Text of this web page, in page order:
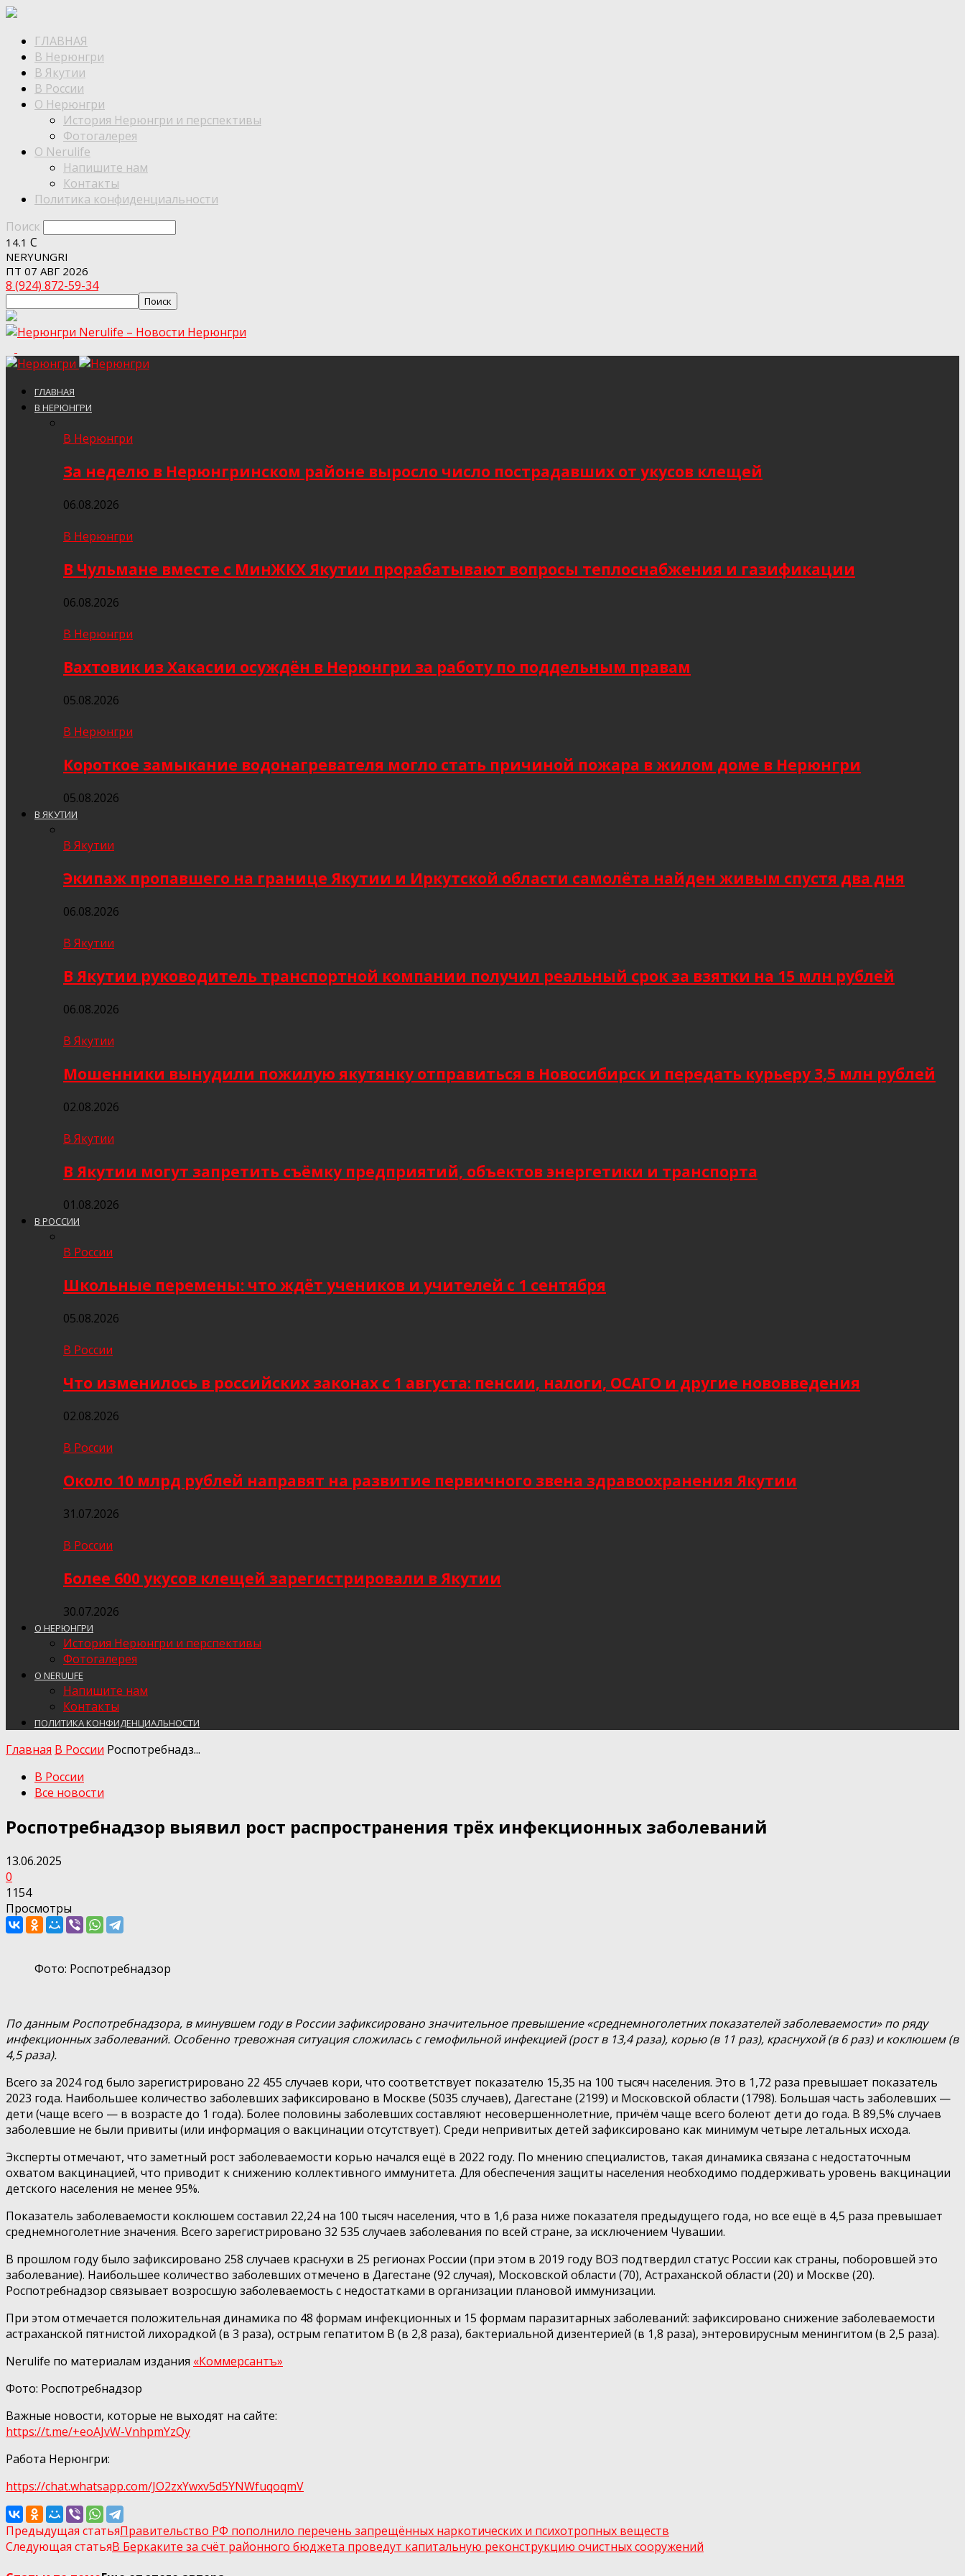
ГЛАВНАЯ
В Нерюнгри
В Якутии
В России
О Нерюнгри
История Нерюнгри и перспективы
Фотогалерея
О Nerulife
Напишите нам
Контакты
Политика конфиденциальности
Поиск
14.1 C
NERYUNGRI
ПТ 07 АВГ 2026
8 (924) 872-59-34
Nerulife – Новости Нерюнгри
ГЛАВНАЯ
В НЕРЮНГРИ
В Нерюнгри
За неделю в Нерюнгринском районе выросло число пострадавших от укусов клещей
06.08.2026
В Нерюнгри
В Чульмане вместе с МинЖКХ Якутии прорабатывают вопросы теплоснабжения и газификации
06.08.2026
В Нерюнгри
Вахтовик из Хакасии осуждён в Нерюнгри за работу по поддельным правам
05.08.2026
В Нерюнгри
Короткое замыкание водонагревателя могло стать причиной пожара в жилом доме в Нерюнгри
05.08.2026
В ЯКУТИИ
В Якутии
Экипаж пропавшего на границе Якутии и Иркутской области самолёта найден живым спустя два дня
06.08.2026
В Якутии
В Якутии руководитель транспортной компании получил реальный срок за взятки на 15 млн рублей
06.08.2026
В Якутии
Мошенники вынудили пожилую якутянку отправиться в Новосибирск и передать курьеру 3,5 млн рублей
02.08.2026
В Якутии
В Якутии могут запретить съёмку предприятий, объектов энергетики и транспорта
01.08.2026
В РОССИИ
В России
Школьные перемены: что ждёт учеников и учителей с 1 сентября
05.08.2026
В России
Что изменилось в российских законах с 1 августа: пенсии, налоги, ОСАГО и другие нововведения
02.08.2026
В России
Около 10 млрд рублей направят на развитие первичного звена здравоохранения Якутии
31.07.2026
В России
Более 600 укусов клещей зарегистрировали в Якутии
30.07.2026
О НЕРЮНГРИ
История Нерюнгри и перспективы
Фотогалерея
О NERULIFE
Напишите нам
Контакты
ПОЛИТИКА КОНФИДЕНЦИАЛЬНОСТИ
Главная В России Роспотребнадз...
В России
Все новости
Роспотребнадзор выявил рост распространения трёх инфекционных заболеваний
13.06.2025
0
1154
Просмотры
Фото: Роспотребнадзор
По данным Роспотребнадзора, в минувшем году в России зафиксировано значительное превышение «среднемноголетних показателей заболеваемости» по ряду
инфекционных заболеваний. Особенно тревожная ситуация сложилась с гемофильной инфекцией (рост в 13,4 раза), корью (в 11 раз), краснухой (в 6 раз) и коклюшем (в
4,5 раза).
Всего за 2024 год было зарегистрировано 22 455 случаев кори, что соответствует показателю 15,35 на 100 тысяч населения. Это в 1,72 раза превышает показатель
2023 года. Наибольшее количество заболевших зафиксировано в Москве (5035 случаев), Дагестане (2199) и Московской области (1798). Большая часть заболевших —
дети (чаще всего — в возрасте до 1 года). Более половины заболевших составляют несовершеннолетние, причём чаще всего болеют дети до года. В 89,5% случаев
заболевшие не были привиты (или информация о вакцинации отсутствует). Среди непривитых детей зафиксировано как минимум четыре летальных исхода.
Эксперты отмечают, что заметный рост заболеваемости корью начался ещё в 2022 году. По мнению специалистов, такая динамика связана с недостаточным
охватом вакцинацией, что приводит к снижению коллективного иммунитета. Для обеспечения защиты населения необходимо поддерживать уровень вакцинации
детского населения не менее 95%.
Показатель заболеваемости коклюшем составил 22,24 на 100 тысяч населения, что в 1,6 раза ниже показателя предыдущего года, но все ещё в 4,5 раза превышает
среднемноголетние значения. Всего зарегистрировано 32 535 случаев заболевания по всей стране, за исключением Чувашии.
В прошлом году было зафиксировано 258 случаев краснухи в 25 регионах России (при этом в 2019 году ВОЗ подтвердил статус России как страны, поборовшей это
заболевание). Наибольшее количество заболевших отмечено в Дагестане (92 случая), Московской области (70), Астраханской области (20) и Москве (20).
Роспотребнадзор связывает возросшую заболеваемость с недостатками в организации плановой иммунизации.
При этом отмечается положительная динамика по 48 формам инфекционных и 15 формам паразитарных заболеваний: зафиксировано снижение заболеваемости
астраханской пятнистой лихорадкой (в 3 раза), острым гепатитом В (в 2,8 раза), бактериальной дизентерией (в 1,8 раза), энтеровирусным менингитом (в 2,5 раза).
Nerulife по материалам издания «Коммерсантъ»
Фото: Роспотребнадзор
Важные новости, которые не выходят на сайте:
https://t.me/+eoAJvW-VnhpmYzQy
Работа Нерюнгри:
https://chat.whatsapp.com/JO2zxYwxv5d5YNWfuqoqmV
Предыдущая статьяПравительство РФ пополнило перечень запрещённых наркотических и психотропных веществ
Следующая статьяВ Беркаките за счёт районного бюджета проведут капитальную реконструкцию очистных сооружений